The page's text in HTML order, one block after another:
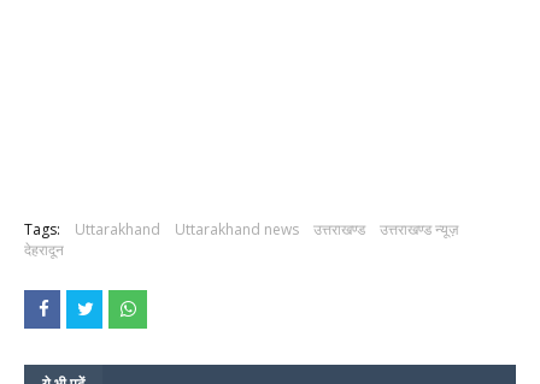
Tags: Uttarakhand Uttarakhand news उत्तराखण्ड
उत्तराखण्ड न्यूज़
देहरादून